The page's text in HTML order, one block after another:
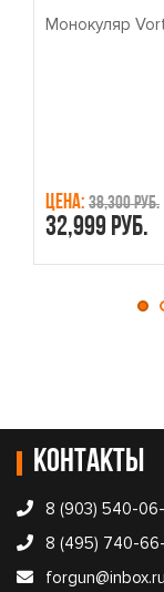
Монокуляр
Цена: 38,300 руб.
32,999 руб.
Контакты
8 (903) 540-
8 (495) 740-
forgun@inbox.ru